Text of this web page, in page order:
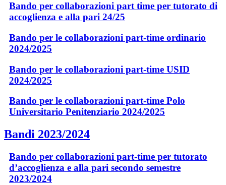
Bando per collaborazioni part time per tutorato di
accoglienza e alla pari 24/25
Bando per le collaborazioni part-time ordinario
2024/2025
Bando per le collaborazioni part-time USID
2024/2025
Bando per le collaborazioni part-time Polo
Universitario Penitenziario 2024/2025
Bandi 2023/2024
Bando per collaborazioni part-time per tutorato
d’accoglienza e alla pari secondo semestre
2023/2024